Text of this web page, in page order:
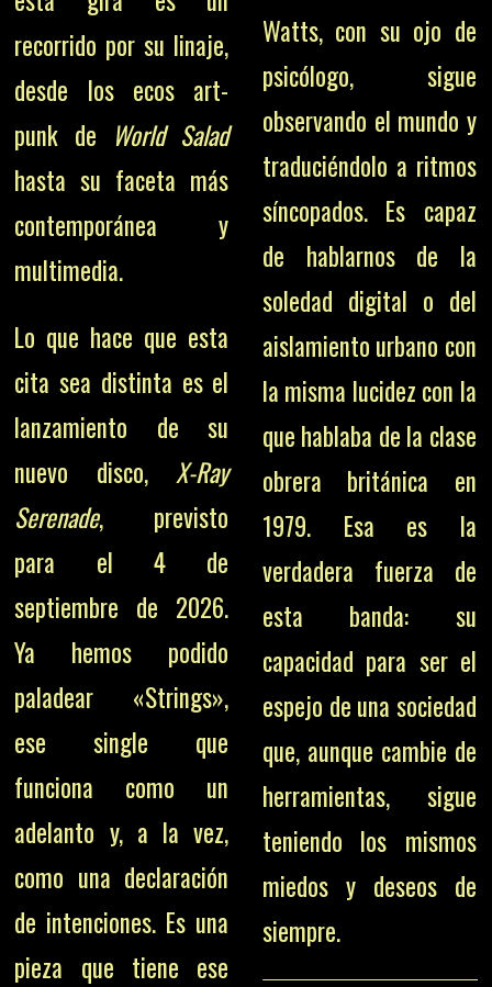
recorrido por su linaje,
desde los ecos art-
punk de World Salad
hasta su faceta más
contemporánea y
multimedia.
Lo que hace que esta
cita sea distinta es el
lanzamiento de su
nuevo disco, X-Ray
Serenade, previsto
para el 4 de
septiembre de 2026.
Ya hemos podido
paladear «Strings»,
ese single que
funciona como un
adelanto y, a la vez,
como una declaración
de intenciones. Es una
pieza que tiene ese
Watts, con su ojo de
psicólogo, sigue
observando el mundo y
traduciéndolo a ritmos
síncopados. Es capaz
de hablarnos de la
soledad digital o del
aislamiento urbano con
la misma lucidez con la
que hablaba de la clase
obrera británica en
1979. Esa es la
verdadera fuerza de
esta banda: su
capacidad para ser el
espejo de una sociedad
que, aunque cambie de
herramientas, sigue
teniendo los mismos
miedos y deseos de
siempre.